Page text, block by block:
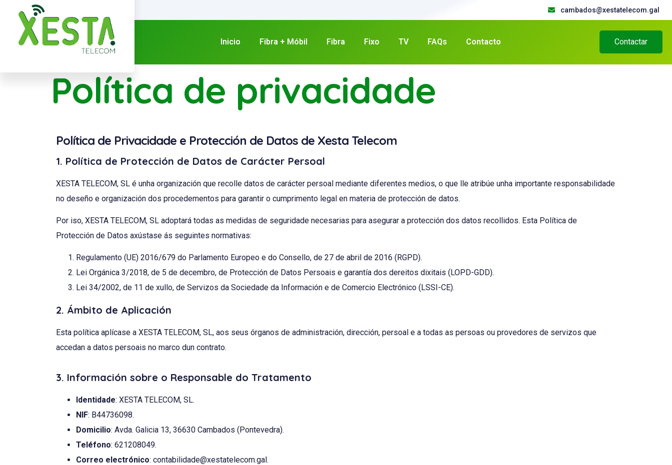
cambados@xestatelecom.gal
Inicio Fibra + Móbil Fibra Fixo TV FAQs Contacto Contactar
Política de privacidade
Política de Privacidade e Protección de Datos de Xesta Telecom
1. Política de Protección de Datos de Carácter Persoal
XESTA TELECOM, SL é unha organización que recolle datos de carácter persoal mediante diferentes medios, o que lle atribúe unha importante responsabilidade
no deseño e organización dos procedementos para garantir o cumprimento legal en materia de protección de datos.
Por iso, XESTA TELECOM, SL adoptará todas as medidas de seguridade necesarias para asegurar a protección dos datos recollidos. Esta Política de
Protección de Datos axústase ás seguintes normativas:
Regulamento (UE) 2016/679 do Parlamento Europeo e do Consello, de 27 de abril de 2016 (RGPD).
Lei Orgánica 3/2018, de 5 de decembro, de Protección de Datos Persoais e garantía dos dereitos dixitais (LOPD-GDD).
Lei 34/2002, de 11 de xullo, de Servizos da Sociedade da Información e de Comercio Electrónico (LSSI-CE).
2. Ámbito de Aplicación
Esta política aplícase a XESTA TELECOM, SL, aos seus órganos de administración, dirección, persoal e a todas as persoas ou provedores de servizos que
accedan a datos persoais no marco dun contrato.
3. Información sobre o Responsable do Tratamento
Identidade: XESTA TELECOM, SL.
NIF: B44736098.
Domicilio: Avda. Galicia 13, 36630 Cambados (Pontevedra).
Teléfono: 621208049.
Correo electrónico: contabilidade@xestatelecom.gal.